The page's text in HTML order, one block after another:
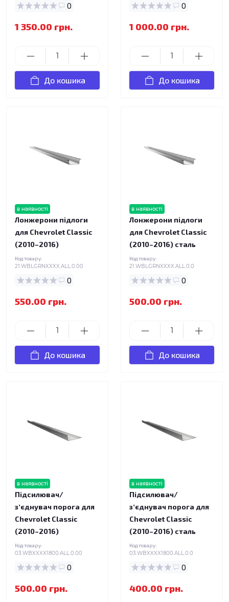
0
1 350.00 грн.
До кошика
0
1 000.00 грн.
До кошика
в наявності
Лонжерони підлоги
для Chevrolet Classic
(2010–2016)
Код товару:
21.WBLGRNXXXX.ALL.0.00
0
550.00 грн.
До кошика
в наявності
Лонжерони підлоги
для Chevrolet Classic
(2010–2016) сталь
Код товару:
21.WBLGRNXXXX.ALL.0.0
0
500.00 грн.
До кошика
в наявності
Підсилювач/
зʼєднувач порога для
Chevrolet Classic
(2010–2016)
Код товару:
03.WBXXXX1800.ALL.0.00
0
500.00 грн.
в наявності
Підсилювач/
зʼєднувач порога для
Chevrolet Classic
(2010–2016) сталь
Код товару:
03.WBXXXX1800.ALL.0.0
0
400.00 грн.